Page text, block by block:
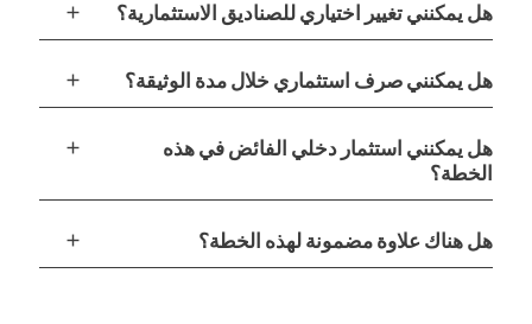
هل يمكنني تغيير اختياري للصناديق الاستثمارية؟ add
هل يمكنني صرف استثماري خلال مدة الوثيقة؟ add
هل يمكنني استثمار دخلي الفائض في هذه
الخطة؟
add
هل هناك علاوة مضمونة لهذه الخطة؟ add